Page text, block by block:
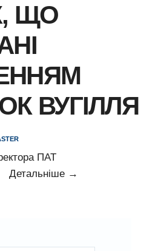
ЩО
ВУГІЛЛЯ
ПАТ
Детальніше →